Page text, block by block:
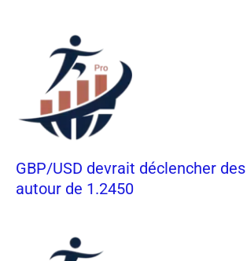
GBP/USD devrait déclencher
autour de 1.2450